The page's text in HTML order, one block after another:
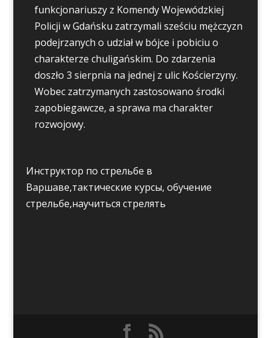
funkcjonariuszy z Komendy Wojewódzkiej
Policji w Gdańsku zatrzymali sześciu mężczyzn
podejrzanych o udział w bójce i pobiciu o
charakterze chuligańskim. Do zdarzenia
doszło 3 sierpnia na jednej z ulic Kościerzyny.
Wobec zatrzymanych zastosowano środki
zapobiegawcze, a sprawa ma charakter
rozwojowy.
Инструктор по стрельбе в
Варшаве,тактические курсы, обучение
стрельбе,научиться стрелять